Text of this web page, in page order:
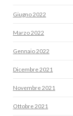
Giugno 2022
Marzo 2022
Gennaio 2022
Dicembre 2021
Novembre 2021
Ottobre 2021